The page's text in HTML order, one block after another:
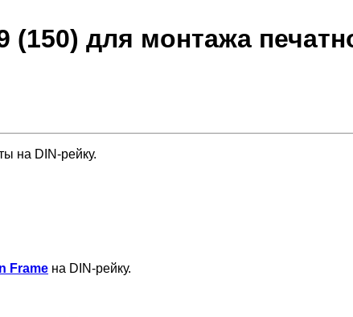
для монтажа
на DIN-рейку.
Frame на DIN-рейку.